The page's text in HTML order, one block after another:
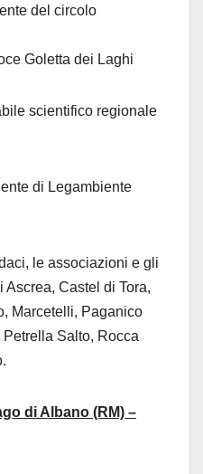
del circolo
Goletta dei Laghi
scientifico regionale
di Legambiente
le associazioni e gli
Castel di Tora,
Marcetelli, Paganico
Salto, Rocca
di Albano (RM) –